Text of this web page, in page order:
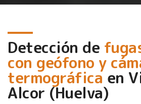
Detección de
con geófono y
termográficaen
Alcor (Huelva)